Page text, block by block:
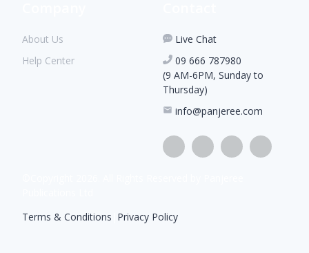
About Us
Help Center
Live Chat
09 666 787980
(9 AM-6PM, Sunday to
Thursday)
info@panjeree.com
Terms & Conditions Privacy Policy